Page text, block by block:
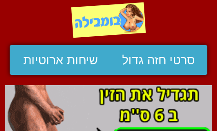
סרטי חזה גדול שיחות ארוטיות